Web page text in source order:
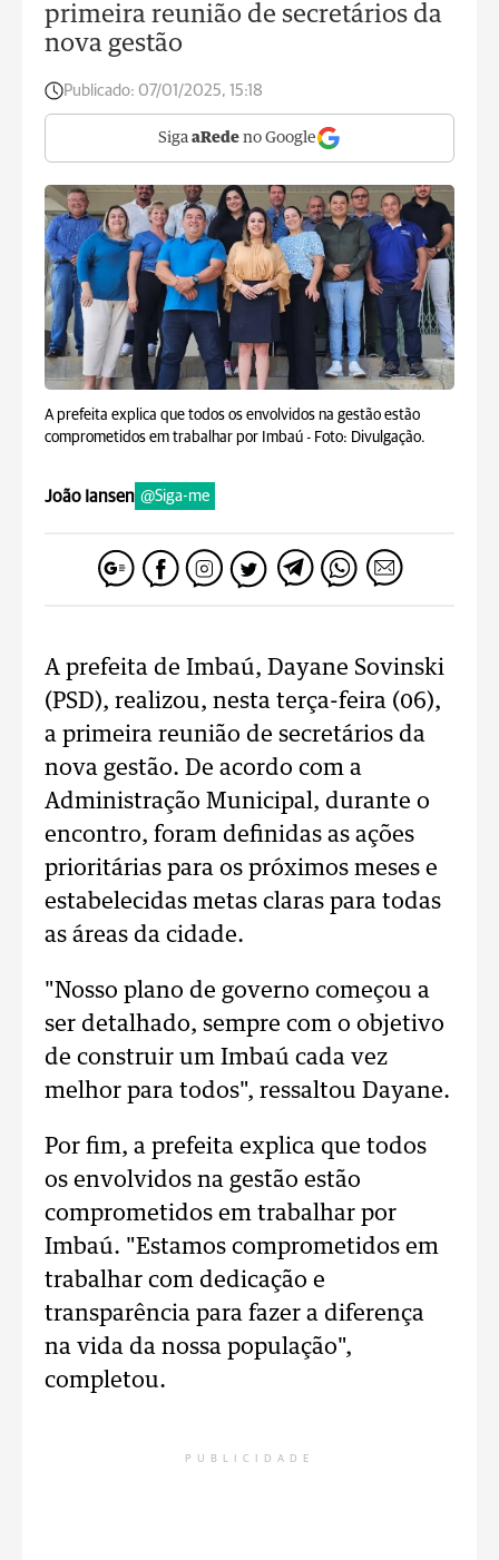
primeira reunião de secretários da
nova gestão
Publicado: 07/01/2025, 15:18
Siga aRede no Google
A prefeita explica que todos os envolvidos na gestão estão
comprometidos em trabalhar por Imbaú - Foto: Divulgação.
João Iansen @Siga-me
A prefeita de Imbaú, Dayane Sovinski
(PSD), realizou, nesta terça-feira (06),
a primeira reunião de secretários da
nova gestão. De acordo com a
Administração Municipal, durante o
encontro, foram definidas as ações
prioritárias para os próximos meses e
estabelecidas metas claras para todas
as áreas da cidade.
"Nosso plano de governo começou a
ser detalhado, sempre com o objetivo
de construir um Imbaú cada vez
melhor para todos", ressaltou Dayane.
Por fim, a prefeita explica que todos
os envolvidos na gestão estão
comprometidos em trabalhar por
Imbaú. "Estamos comprometidos em
trabalhar com dedicação e
transparência para fazer a diferença
na vida da nossa população",
completou.
PUBLICIDADE